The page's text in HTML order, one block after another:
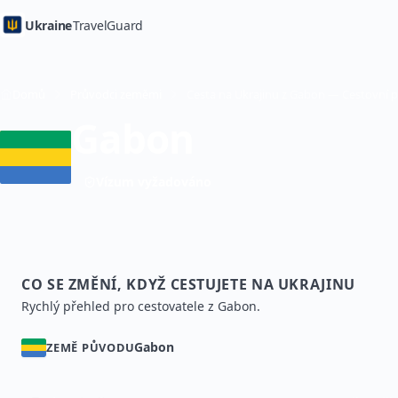
UkraineTravelGuard
CO SE ZMĚNÍ, KDYŽ CESTUJETE NA UKRAJINU
Rychlý přehled pro cestovatele z Gabon.
ZEMĚ PŮVODUGabon